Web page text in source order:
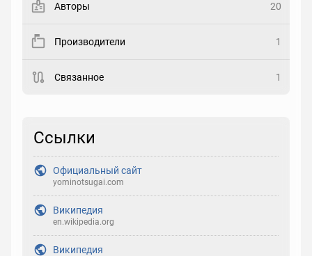
Рейтинг
Реакция
Авторы 20
Производители 1
Связанное 1
Ссылки
Официальный сайт
yominotsugai.com
Википедия
en.wikipedia.org
Википедия